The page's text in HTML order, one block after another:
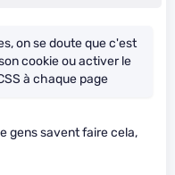
on se doute que c'est
cookie ou activer le
à chaque page
gens savent faire cela,